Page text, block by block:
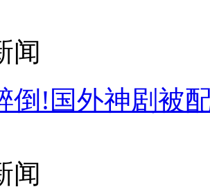
闻
倒!国外神剧被
闻